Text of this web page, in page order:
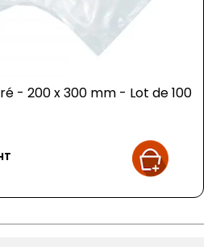
- 200 x 300 mm - Lot de 100